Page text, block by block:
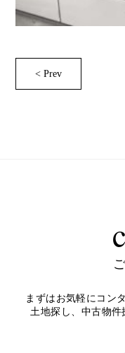
< Prev
まずはお気軽にコン
土地探し、中古物件